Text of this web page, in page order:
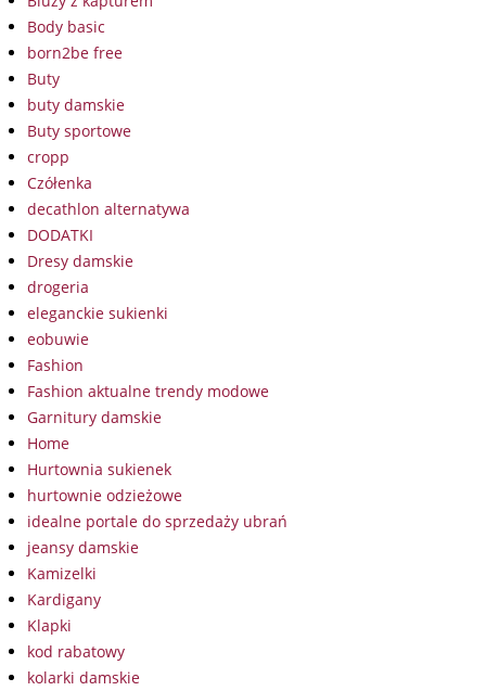
Body basic
born2be free
Buty
buty damskie
Buty sportowe
cropp
Czółenka
decathlon alternatywa
DODATKI
Dresy damskie
drogeria
eleganckie sukienki
eobuwie
Fashion
Fashion aktualne trendy modowe
Garnitury damskie
Home
Hurtownia sukienek
hurtownie odzieżowe
idealne portale do sprzedaży ubrań
jeansy damskie
Kamizelki
Kardigany
Klapki
kod rabatowy
kolarki damskie